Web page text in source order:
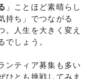
」ことほど素晴らし
持ち」でつながる
。人生を大きく変え
でしょう。
ンティア募集も多い
ひとも挑戦してみま